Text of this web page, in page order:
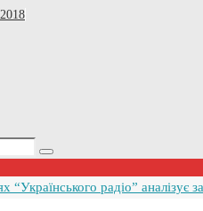
Search
“Українського радіо” аналізує